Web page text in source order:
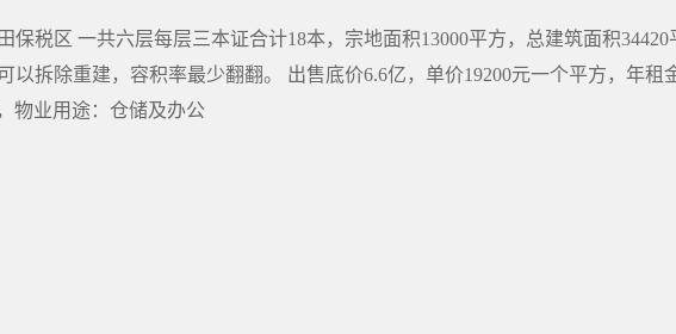
保税区 一共六层每层三本证合计18本，宗地面积13000平方，总建筑面积34420
以拆除重建，容积率最少翻翻。 出售底价6.6亿，单价19200元一个平方，年租
物业用途：仓储及办公